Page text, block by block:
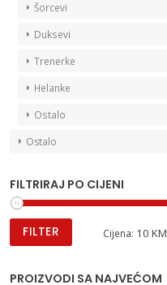
Šorcevi
Duksevi
Trenerke
Helanke
Ostalo
Ostalo
FILTRIRAJ PO CIJENI
FILTER Cijena: 10 KM
PROIZVODI SA NAJVEĆOM